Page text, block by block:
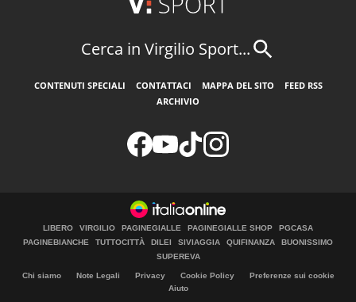
Cerca in Virgilio Sport...
CONTENUTI SPECIALI CONTATTACI MAPPA DEL SITO
FEED RSS
ARCHIVIO
LIBERO VIRGILIO PAGINEGIALLE PAGINEGIALLE SHOP
PGCASA
PAGINEBIANCHE
TUTTOCITTÀ DILEI SIVIAGGIA QUIFINANZA
BUONISSIMO
SUPEREVA
Chi siamo Note Legali Privacy Cookie Policy
Preferenze sui cookie
Aiuto